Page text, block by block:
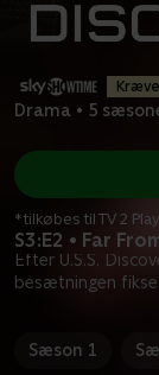
Drama • 5
S3:E2 • Far
Efter U.S.S.
besætningen
*tilkøbes til TV 2
Sæson 1